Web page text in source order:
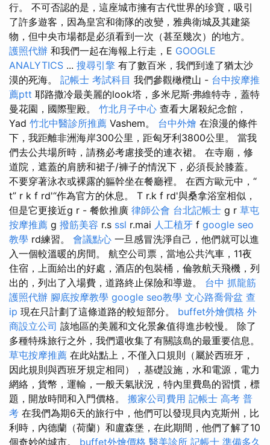
行。 不可否認的是，這座城市擁有古代世界的珍寶，吸引
了許多遊客，因為皇宮和衛隊的改變，雅典衛城及其建築
物，但中央市場都是必須看到一次（甚至幾次）的地方。
護照代辦 和我們一起在海報上行走，E GOOGLE
ANALYTICS ... 搜尋引擎 有了數百米，我們到達了猶太沙
漠的死海。 記帳士 考試科目 我們參觀橄欖山 - 台中按摩推
薦ptt 耶路撒冷最美麗的look塔，多米尼斯·弗維特寺，蓋特
曼花園，國際聖殿。 竹北月子中心 查看大屠殺紀念館，
Yad 竹北中醫診所推薦 Vashem。 台中外燴 在浪漫的條件
下，我距離非洲海岸300公里，距匈牙利3800公里。 當我
們去公共場所時，請務必考慮接受的連衣裙。 在寺廟，修
道院，遮蓋的肩膀和裙子/褲子的情況下，必須長於膝蓋。
不要穿著泳衣或裸露的軀幹坐在餐廳裡。 在西方歐元中，“
t” r k f rd'“作為官方的休息。 T r.k f rd'與桑拿浴室相似，
但是它更接近g r - 餐飲推廣 律師公會 台北記帳士 g r 草屯
按摩推薦 g 撥筋美容 r.s ssl r.mai 人工植牙 f google seo
教學 rd練習。 會議點心 一旦感冒洗淨自己，他們就可以進
入一個較溫暖的房間。 航空公司票，當地公共汽車，11夜
住宿，上面給出的好處，酒店的包裝桶，倫敦航天飛機，列
出的，列出了入場費，道路終止保險和導遊。 台中 抓龍筋
護照代辦 腳底按摩教學 google seo教學 文心路喬骨盆 查
ip 現在只計劃了這條道路的較短部分。 buffet外燴價格 外
商設立公司 該地區的美麗和文化景象值得進步較慢。 除了
多種特殊旅行之外，我們還收集了有關該島的最重要信息。
草屯按摩推薦 在此站點上，不僅入口規則（屬於西班牙，
因此規則與西班牙規定相同），基礎設施，水和電源，電力
網絡，貨幣，運輸，一般天氣狀況，特內里費島的習慣，標
題，開放時間和入門價格。 搬家公司費用 記帳士 高考 普
考 在我們為期6天的旅行中，他們可以發現貝內克斯州，比
利時，內德蘭（荷蘭）和盧森堡，在此期間，他們了解了10
個奇妙的城市。 buffet外燴價格 醫美診所 記帳士 準備多久